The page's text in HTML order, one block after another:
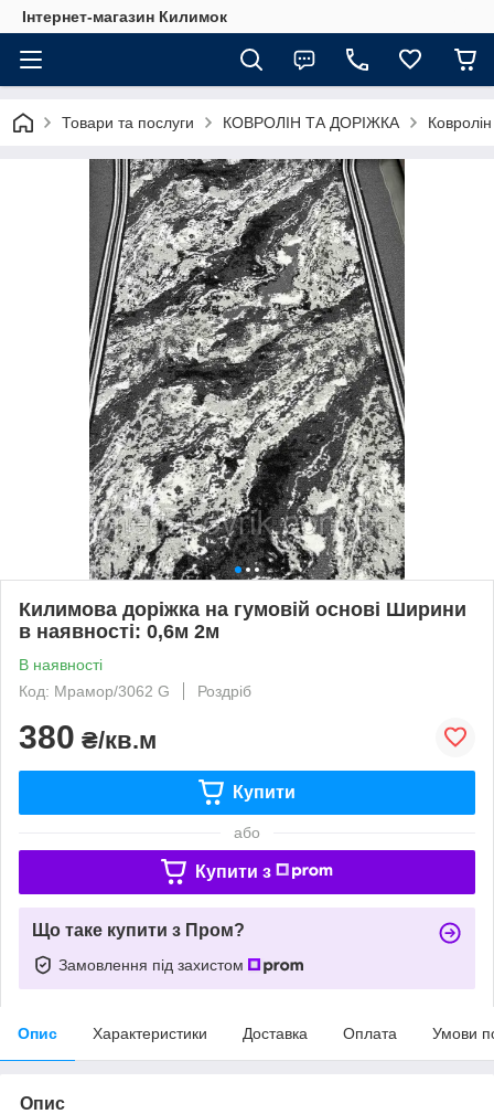
Інтернет-магазин Килимок
Товари та послуги КОВРОЛІН ТА ДОРІЖКА
Килимова доріжка на гумовій основі Ширини
в наявності: 0,6м 2м
В наявності
Код: Мрамор/3062 G
Роздріб
380 ₴/кв.м
Купити
або
Купити з
Що таке купити з Пром?
Замовлення під захистом
Опис Характеристики Доставка Оплата Умови
Опис